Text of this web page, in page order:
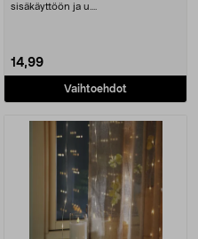
sisäkäyttöön ja u....
14,99
Vaihtoehdot